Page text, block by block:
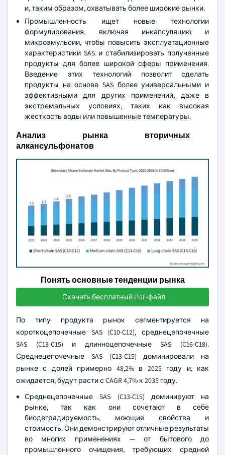
и, таким образом, охватывать более широкие рынки.
Промышленность ищет новые технологии
формулирования, включая инкапсуляцию и
микроэмульсии, чтобы повысить эксплуатационные
характеристики SAS и стабилизировать полученные
продукты для более широкой сферы применения.
Введение этих технологий позволит сделать
продукты на основе SAS более универсальными и
эффективными для других применений, даже в
экстремальных условиях, таких как высокая
жесткость воды или повышенные температуры.
Анализ рынка вторичных
алкансульфонатов
Понять основные тенденции рынка
Скачать бесплатный PDF-файл
По типу продукта рынок сегментируется на
короткоцепочечные SAS (C10-C12), среднецепочечные
SAS (C13-C15) и длинноцепочечные SAS (C16-C18).
Среднецепочечные SAS (C13-C15) доминировали на
рынке с долей примерно 48,2% в 2025 году и, как
ожидается, будут расти с CAGR 4,7% к 2035 году.
Среднецепочечные SAS (C13-C15) доминируют на
рынке, так как они сочетают в себе
биодеградируемость, моющие свойства и
стоимость. Они демонстрируют отличные результаты
во многих применениях — от бытового до
промышленного очищения, требующих средней